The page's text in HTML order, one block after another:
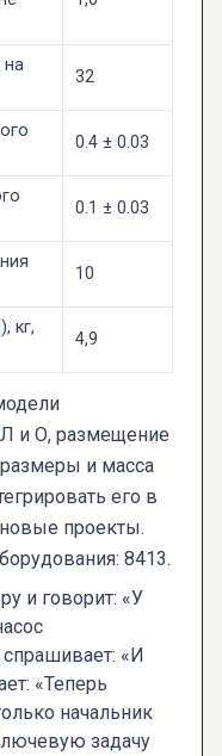
на
32
0.4 ± 0.03
0.1 ± 0.03
10
кг,
4,9
и О, размещение
и масса
его в
проекты.
8413.
и говорит: «У
«И
«Теперь
начальник
задачу